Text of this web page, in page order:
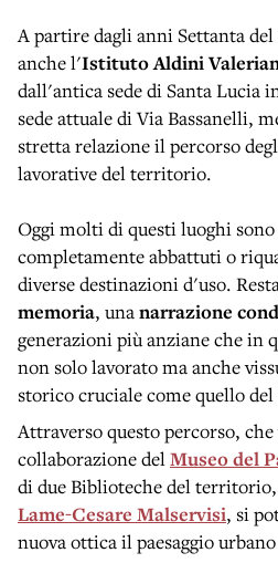
A partire dagli anni Settanta
anche l'Istituto Aldini
dall'antica sede di Santa Lucia
sede attuale di Via Bassanelli,
stretta relazione il percorso
lavorative del territorio.
Oggi molti di questi luoghi
completamente abbattuti o
diverse destinazioni d'uso.
memoria, unanarrazione
generazioni più anziane che in
non solo lavorato ma anche
storico cruciale come quello del
Attraverso questo percorso,
collaborazione delMuseo del
di due Biblioteche del territorio,
Lame-Cesare Malservisi, si
nuova ottica il paesaggio